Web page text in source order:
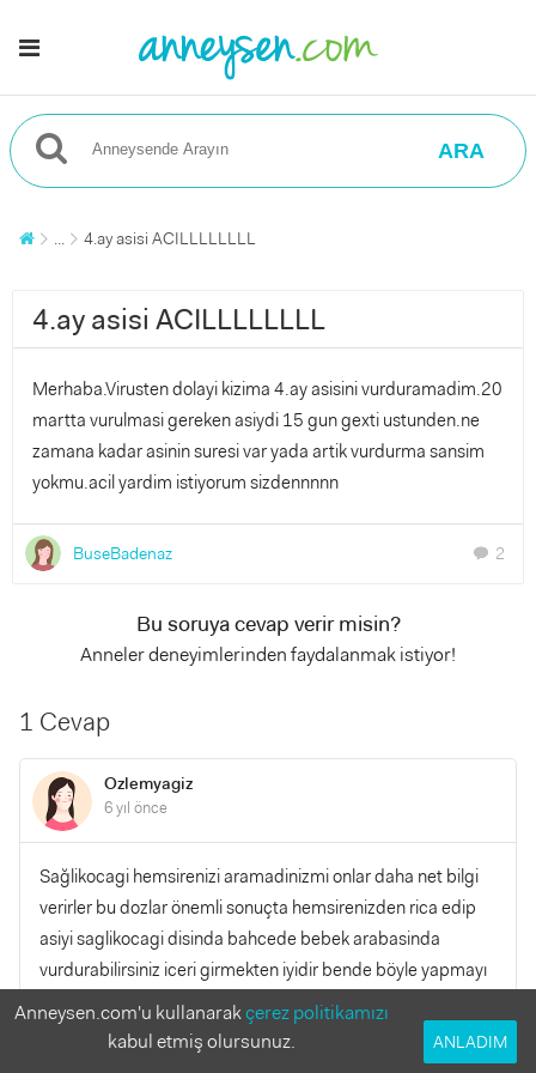
ARA
... 4.ay asisi ACILLLLLLLL
4.ay asisi ACILLLLLLLL
Merhaba.Virusten dolayi kizima 4.ay asisini vurduramadim.20
martta vurulmasi gereken asiydi 15 gun gexti ustunden.ne
zamana kadar asinin suresi var yada artik vurdurma sansim
yokmu.acil yardim istiyorum sizdennnnn
BuseBadenaz chat 2
Bu soruya cevap verir misin?
Anneler deneyimlerinden faydalanmak istiyor!
1 Cevap
Ozlemyagiz
6 yıl önce
Sağlikocagi hemsirenizi aramadinizmi onlar daha net bilgi
verirler bu dozlar önemli sonuçta hemsirenizden rica edip
asiyi saglikocagi disinda bahcede bebek arabasinda
vurdurabilirsiniz iceri girmekten iyidir bende böyle yapmayı
düşünüyorum
YANITLA
Anneysen.com'u kullanarakçerez politikamızı
kabul etmiş olursunuz.
ANLADIM